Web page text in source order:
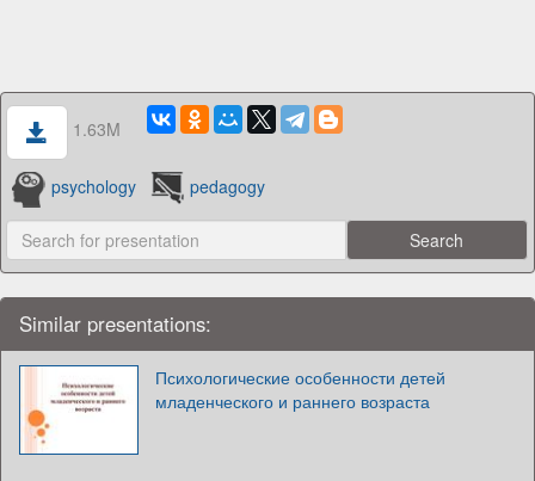
1.63M
psychology pedagogy
Similar presentations:
Психологические особенности детей
младенческого и раннего возраста